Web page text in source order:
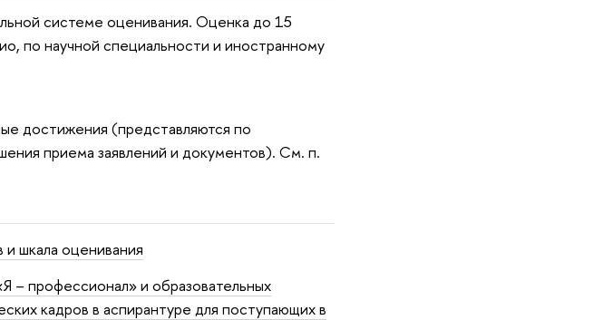
системе оценивания. Оценка до 15
по научной специальности и иностранному
достижения (представляются по
приема заявлений и документов). См. п.
шкала оценивания
– профессионал» и образовательных
кадров в аспирантуре для поступающих в